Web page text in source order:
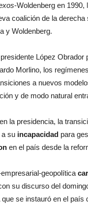
-Woldenberg en 1990,
coalición de la
y Woldenberg.
López Obrador
Morlino, los
a nuevos
y de modo natural
la presidencia, la
a su incapacidad para
en el país desde la
geopolítica
su discurso del
que se instauró en el país